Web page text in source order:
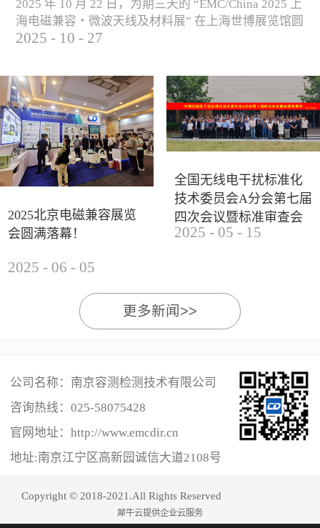
2025 年 10 月 22 日，为期三天的 “EMC/China 2025 上
海电磁兼容・微波天线及材料展” 在上海世博展览馆圆
满落下帷幕。作为电磁兼容领域的行业盛会，本届展
研讨及产品展示等多种形式，深入交流行业见解，踊
跃探索合作空间，为电磁兼容领域的高质量发展汇聚
了新动能。产品展示展会现场，公司展示了...
2025 - 10 - 27
2025北京电磁兼容展览
会圆满落幕！
2025 - 06 - 05
全国无线电干扰标准化
技术委员会A分会第七届
四次会议暨标准审查会
成功举办
2025 - 05 - 15
更多新闻>>
公司名称：南京容测检测技术有限公司
咨询热线： 025-58075428
官网地址：http://www.emcdir.cn
地址:南京江宁区高新园诚信大道2108号
Copyright © 2018-2021.All Rights Reserved
犀牛云提供企业云服务